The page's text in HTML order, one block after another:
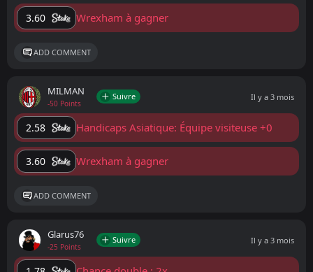
3.60 Wrexham à gagner
ADD COMMENT
MILMAN
-50 Points
Suivre Il y a 3 mois
2.58 Handicaps Asiatique: Équipe visiteuse +0
3.60 Wrexham à gagner
ADD COMMENT
Glarus76
-25 Points
Suivre Il y a 3 mois